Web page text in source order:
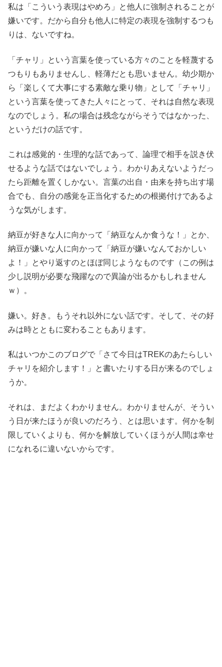
私は「こういう表現はやめろ」と他人に強制されることが
嫌いです。だから自分も他人に特定の表現を強制するつも
りは、ないですね。
「チャリ」という言葉を使っている方々のことを軽蔑する
つもりもありませんし、軽薄だとも思いません。幼少期か
ら「楽しくて大事にする素敵な乗り物」として「チャリ」
という言葉を使ってきた人々にとって、それは自然な表現
なのでしょう。私の場合は残念ながらそうではなかった、
というだけの話です。
これは感覚的・生理的な話であって、論理で相手を説き伏
せるような話ではないでしょう。わかりあえないようだっ
たら距離を置くしかない。言葉の出自・由来を持ち出す場
合でも、自分の感覚を正当化するための根拠付けであるよ
うな気がします。
納豆が好きな人に向かって「納豆なんか食うな！」とか、
納豆が嫌いな人に向かって「納豆が嫌いなんておかしい
よ！」とやり返すのとほぼ同じようなものです（この例は
少し説明が必要な飛躍なので異論が出るかもしれません
ｗ）。
嫌い。好き。もうそれ以外にない話です。そして、その好
みは時とともに変わることもあります。
私はいつかこのブログで「さて今日はTREKのあたらしい
チャリを紹介します！」と書いたりする日が来るのでしょ
うか。
それは、まだよくわかりません。わかりませんが、そうい
う日が来たほうが良いのだろう、とは思います。何かを制
限していくよりも、何かを解放していくほうが人間は幸せ
になれるに違いないからです。